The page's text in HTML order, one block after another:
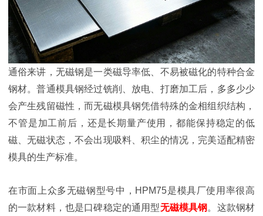
通俗来讲，无磁钢是一类磁导率低、不易被磁化的特种合金
钢材。普通模具钢经过铣削、放电、打磨加工后，多多少少
会产生残留磁性，而无磁模具钢凭借特殊的金相组织结构，
不管是加工前后，还是长期量产使用，都能保持稳定的低
磁、无磁状态，不会出现吸料、积尘的情况，完美适配精密
模具的生产标准。
在市面上众多无磁钢型号中，HPM75是模具厂使用率很高
的一款材料，也是口碑稳定的通用型无磁模具钢 。这款钢材